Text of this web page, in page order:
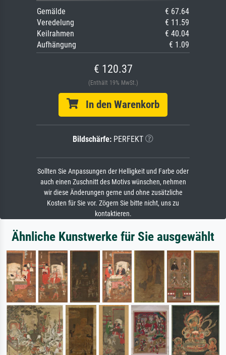
Gemälde
€ 67.64
Veredelung
€ 11.59
Keilrahmen
€ 40.04
Aufhängung
€ 1.09
€ 120.37
(Enthält 19% MwSt.)
In den Warenkorb
Bildschärfe: PERFEKT
Sollten Sie Anpassungen der Helligkeit und Farbe oder
auch einen Zuschnitt des Motivs wünschen, nehmen
wir diese Änderungen gerne und ohne zusätzliche
Kosten für Sie vor. Zögern Sie bitte nicht, uns zu
kontaktieren.
Ähnliche Kunstwerke für Sie ausgewählt